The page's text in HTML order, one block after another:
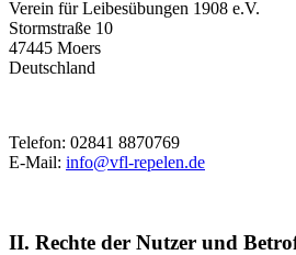
Verein für Leibesübungen 1908 e.V.
Stormstraße 10
47445 Moers
Deutschland
Telefon: 02841 8870769
E-Mail: info@vfl-repelen.de
II. Rechte der Nutzer und